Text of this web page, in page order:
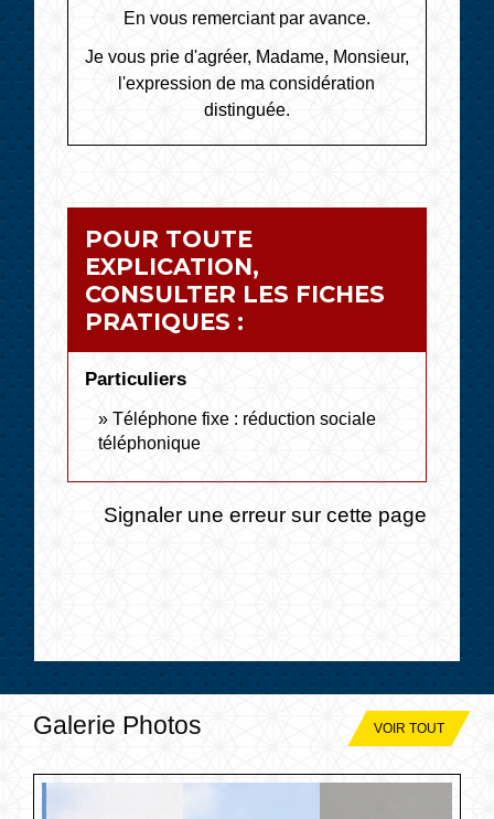
En vous remerciant par avance.
Je vous prie d'agréer, Madame, Monsieur,
l'expression de ma considération
distinguée.
POUR TOUTE
EXPLICATION,
CONSULTER LES FICHES
PRATIQUES :
Particuliers
Téléphone fixe : réduction sociale
téléphonique
Signaler une erreur sur cette page
Galerie Photos VOIR TOUT